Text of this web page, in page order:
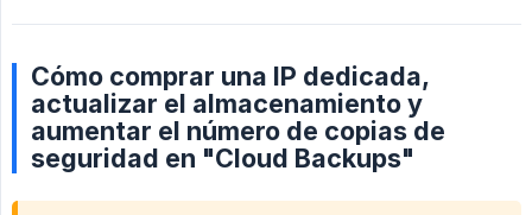
Cómo comprar una IP dedicada,
actualizar el almacenamiento y
aumentar el número de copias de
seguridad en "Cloud Backups"